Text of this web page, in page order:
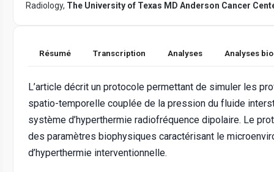
Radiology, The University of Texas MD Anderson Cancer
Résumé Transcription Analyses Analyses
L’article décrit un protocole permettant de simuler les
spatio-temporelle couplée de la pression du fluide
système d’hyperthermie radiofréquence dipolaire. Le
des paramètres biophysiques caractérisant le
d’hyperthermie interventionnelle.